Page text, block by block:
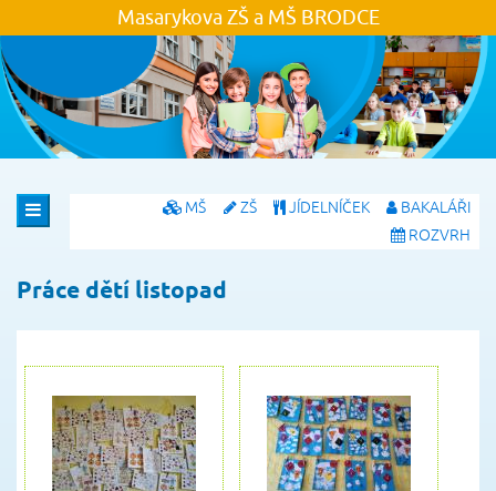
Masarykova ZŠ a MŠ BRODCE
MŠ ZŠ JÍDELNÍČEK
BAKALÁŘI
ROZVRH
Práce dětí listopad